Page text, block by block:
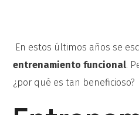
En estos últimos años se
entrenamiento funcional.
¿por qué es tan beneficioso?